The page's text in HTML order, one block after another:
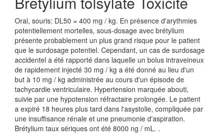
Oral, souris: DL50 = 400 mg / kg. En présence d'arythmies
potentiellement mortelles, sous-dosage avec brétylium
présente probablement un plus grand risque pour le patient
que le surdosage potentiel. Cependant, un cas de surdosage
accidentel a été rapporté dans laquelle un bolus intraveineux
de rapidement injecté 30 mg / kg a été donné au lieu d'un
but à 10 mg / kg administrée au cours d'un épisode de
tachycardie ventriculaire. Hypertension marquée abouti,
suivie par une hypotension réfractaire prolongée. Le patient
a expiré 18 heures plus tard dans l'asystolie, compliquée par
une insuffisance rénale et une pneumonie d'aspiration.
Brétylium taux sériques ont été 8000 ng / mL. .